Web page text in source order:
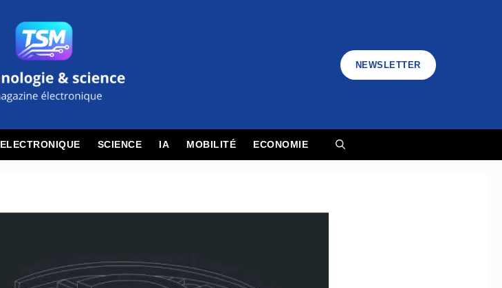
NEWSLETTER
ELECTRONIQUE SCIENCE IA MOBILITÉ ECONOMIE